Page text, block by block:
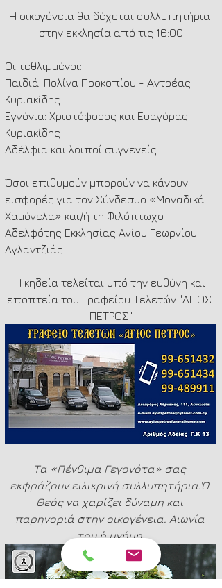
Η οικογένεια θα δέχεται συλλυπητήρια
στην εκκλησία από τις 16:00
Οι τεθλιμμένοι:
Παιδιά: Πολίνα Προκοπίου - Αντρέας
Κυριακίδης
Εγγόνια: Χριστόφορος και Ευαγόρας
Κυριακίδης
Αδέλφια και λοιποί συγγενείς
Όσοι επιθυμούν μπορούν να κάνουν
εισφορές για τον Σύνδεσμο «Μοναδικά
Χαμόγελα» και/ή τη Φιλόπτωχο
Αδελφότης Εκκλησίας Αγίου Γεωργίου
Αγλαντζιάς.
Η κηδεία τελείται υπό την ευθύνη και
εποπτεία του Γραφείου Τελετών "ΑΓΙΟΣ
ΠΕΤΡΟΣ"
Τα «Πένθιμα Γεγονότα» σας
εκφράζουν ειλικρινή συλλυπητήρια.Ὁ
Θεός να χαρίζει δύναμη και
παρηγοριά στην οικογένεια. Αιωνία
του ἡ μνήμη.